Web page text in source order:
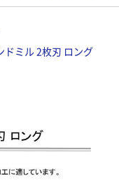
ミル 2枚刃 ロング